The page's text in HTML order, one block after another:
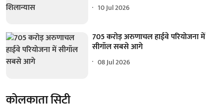
10 Jul 2026
705 करोड़ अरुणाचल हाईवे परियोजना में
सीगॉल सबसे आगे
08 Jul 2026
कोलकाता सिटी